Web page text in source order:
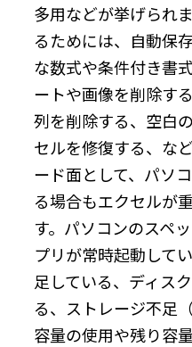
多用などが挙げられ
るためには、自動保
な数式や条件付き書
ートや画像を削除す
列を削除する、空白
セルを修復する、な
ード面として、パソ
る場合もエクセルが
す。パソコンのスペ
プリが常時起動して
足している、ディス
る、ストレージ不足
容量の使用や残り容